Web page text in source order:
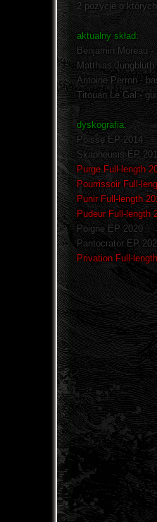
2 pozycje o
aktualny skład:
Benjamin Moreau
Matthias
Antoine Perron -
Titouan Le Gal -
dyskografia:
Poisse EP 2014
Skapheusis EP
Purge Full-length
Pourrissoir Full-
Punir Full-length
Pudeur Full-length
Poigne EP 2020
Pantocrator EP
Privation Full-